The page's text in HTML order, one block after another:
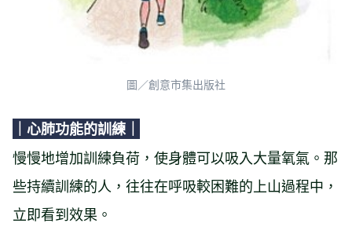
圖／創意市集出版社
｜心肺功能的訓練｜
慢慢地增加訓練負荷，使身體可以吸入大量氧氣。那
些持續訓練的人，往往在呼吸較困難的上山過程中，
立即看到效果。